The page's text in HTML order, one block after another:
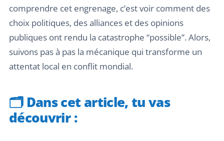
comprendre cet engrenage, c’est voir comment des
choix politiques, des alliances et des opinions
publiques ont rendu la catastrophe “possible”. Alors,
suivons pas à pas la mécanique qui transforme un
attentat local en conflit mondial.
🗂️ Dans cet article, tu vas
découvrir :